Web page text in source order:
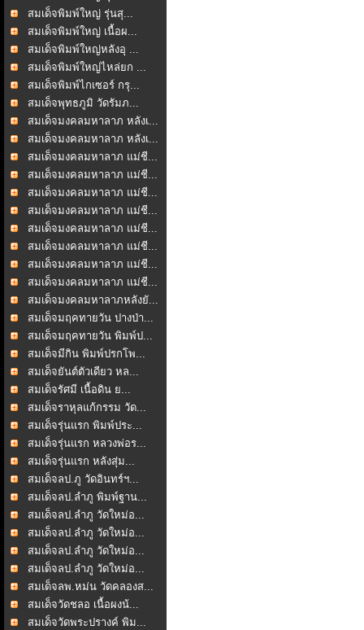
สมเด็จพิมพ์ใหญ่ รุ่นสุ...
สมเด็จพิมพ์ใหญ่ เนื้อผ...
สมเด็จพิมพ์ใหญ่หลังอุ ...
สมเด็จพิมพ์ใหญ่ไหล่ยก ...
สมเด็จพิมพ์ไกเซอร์ กรุ...
สมเด็จพุทธภูมิ วัดรัมภ...
สมเด็จมงคลมหาลาภ หลังเ...
สมเด็จมงคลมหาลาภ หลังเ...
สมเด็จมงคลมหาลาภ แม่ชี...
สมเด็จมงคลมหาลาภ แม่ชี...
สมเด็จมงคลมหาลาภ แม่ชี...
สมเด็จมงคลมหาลาภ แม่ชี...
สมเด็จมงคลมหาลาภ แม่ชี...
สมเด็จมงคลมหาลาภ แม่ชี...
สมเด็จมงคลมหาลาภ แม่ชี...
สมเด็จมงคลมหาลาภ แม่ชี...
สมเด็จมงคลมหาลาภหลังยั...
สมเด็จมฤคทายวัน ปางป่า...
สมเด็จมฤคทายวัน พิมพ์ป...
สมเด็จมีกิน พิมพ์ปรกโพ...
สมเด็จยันต์ตัวเดียว หล...
สมเด็จรัศมี เนื้อดิน ย...
สมเด็จราหุลแก้กรรม วัด...
สมเด็จรุ่นแรก พิมพ์ประ...
สมเด็จรุ่นแรก หลวงพ่อร...
สมเด็จรุ่นแรก หลังสุ่ม...
สมเด็จลป.ภู วัดอินทร์ฯ...
สมเด็จลป.ลำภู พิมพ์ฐาน...
สมเด็จลป.ลำภู วัดใหม่อ...
สมเด็จลป.ลำภู วัดใหม่อ...
สมเด็จลป.ลำภู วัดใหม่อ...
สมเด็จลป.ลำภู วัดใหม่อ...
สมเด็จลพ.หม่น วัดคลองส...
สมเด็จวัดชลอ เนื้อผงน้...
สมเด็จวัดพระปรางค์ พิม...